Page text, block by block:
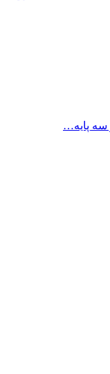
سه پایه…